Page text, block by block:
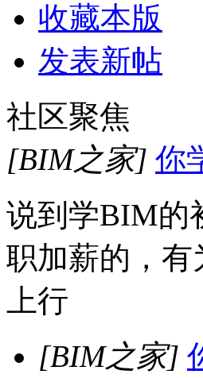
收藏本版
发表新帖
社区聚焦
[BIM之家] 你
说到学BIM的
职加薪的，
上行
[BIM之家]